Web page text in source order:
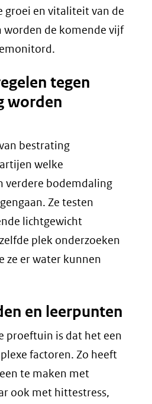
groei en vitaliteit van de
worden de komende vijf
tegen
worden
bestrating
welke
verdere bodemdaling
Ze testen
lichtgewicht
plek onderzoeken
ze er water kunnen
en leerpunten
proeftuin is dat het een
factoren. Zo heeft
te maken met
ook met hittestress,